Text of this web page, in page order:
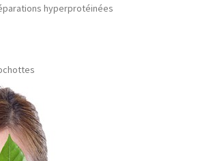
hyperprotéinées